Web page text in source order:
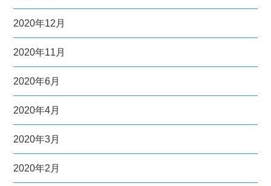
2020年12月
2020年11月
2020年6月
2020年4月
2020年3月
2020年2月